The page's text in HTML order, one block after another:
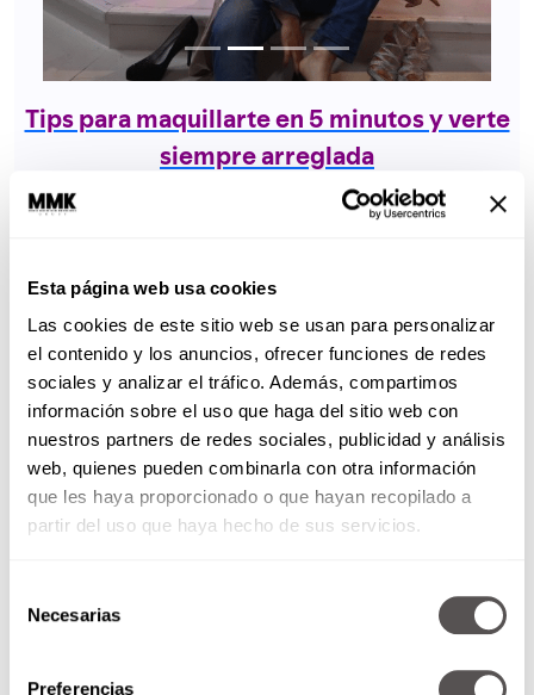
Esta página web usa cookies
Las cookies de este sitio web se usan para personalizar
el contenido y los anuncios, ofrecer funciones de redes
sociales y analizar el tráfico. Además, compartimos
información sobre el uso que haga del sitio web con
nuestros partners de redes sociales, publicidad y análisis
web, quienes pueden combinarla con otra información
que les haya proporcionado o que hayan recopilado a
partir del uso que haya hecho de sus servicios.
Necesarias
Preferencias
Tips para maquillarte en 5 minutos y verte
siempre arreglada
RETO 5. ¿Qué sentirían los hombres si
RETO 6. Las mujeres reconocen los
colores cálidos de mejor forma
• Explicación: En su cromosoma X tienen el
gen de la rodopsina.
• Ellas ven el rojo más intenso.
• A ellas les cuesta analizar puntos en
movimiento.
sustentación y mucha más fuerza en la